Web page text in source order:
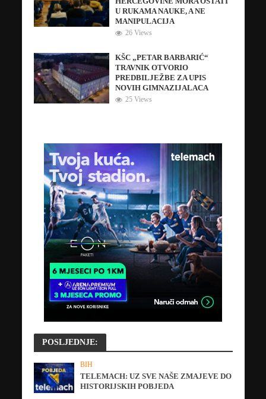
U RUKAMA NAUKE, A NE
MANIPULACIJA
26 Views
KŠC „PETAR BARBARIĆ“
TRAVNIK OTVORIO
PREDBILJEŽBE ZA UPIS
NOVIH GIMNAZIJALACA
25 Views
POSLJEDNJE:
BIH
TELEMACH: UZ SVE NAŠE ZMAJEVE DO
HISTORIJSKIH POBJEDA